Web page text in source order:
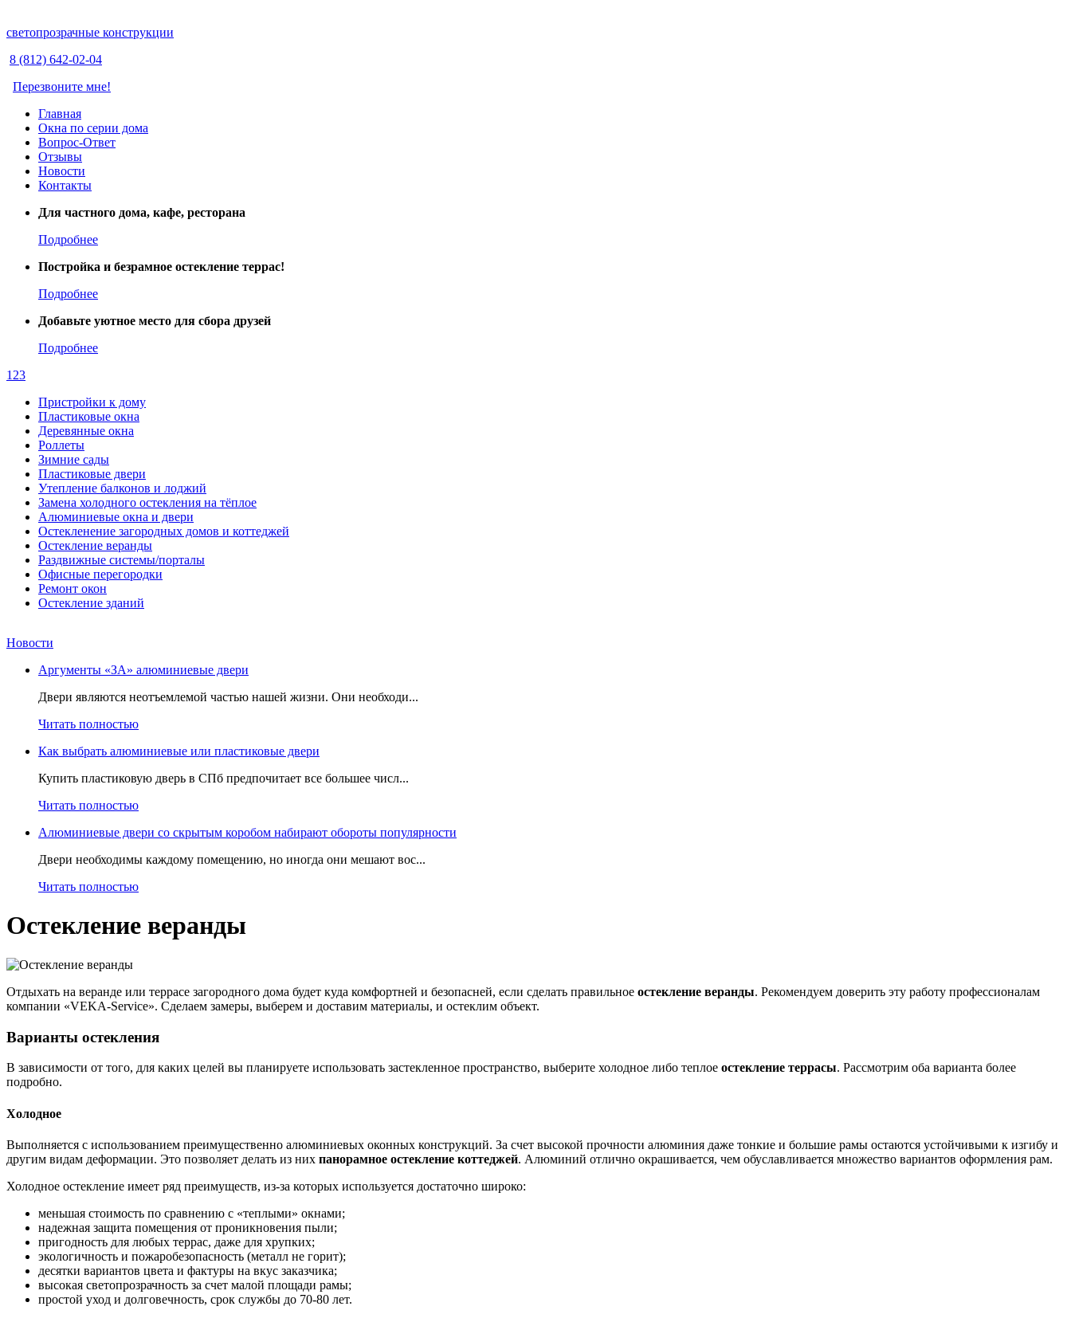
светопрозрачные конструкции
8 (812) 642-02-04
Перезвоните мне!
Главная
Окна по серии дома
Вопрос-Ответ
Отзывы
Новости
Контакты
Для частного дома, кафе, ресторана
Подробнее
Постройка и безрамное остекление террас!
Подробнее
Добавьте уютное место для сбора друзей
Подробнее
1 23
Пристройки к дому
Пластиковые окна
Деревянные окна
Роллеты
Зимние сады
Пластиковые двери
Утепление балконов и лоджий
Замена холодного остекления на тёплое
Алюминиевые окна и двери
Остекленение загородных домов и коттеджей
Остекление веранды
Раздвижные системы/порталы
Офисные перегородки
Ремонт окон
Остекление зданий
Новости
Аргументы «ЗА» алюминиевые двери
Двери являются неотъемлемой частью нашей жизни. Они необходи...
Читать полностью
Как выбрать алюминиевые или пластиковые двери
Купить пластиковую дверь в СПб предпочитает все большее числ...
Читать полностью
Алюминиевые двери со скрытым коробом набирают обороты популярности
Двери необходимы каждому помещению, но иногда они мешают вос...
Читать полностью
Остекление веранды
Отдыхать на веранде или террасе загородного дома будет куда комфортней и безопасней, если сделать правильное остекление веранды. Рекомендуем доверить эту работу профессионалам
компании «VEKA-Service». Сделаем замеры, выберем и доставим материалы, и остеклим объект.
Варианты остекления
В зависимости от того, для каких целей вы планируете использовать застекленное пространство, выберите холодное либо теплое остекление террасы. Рассмотрим оба варианта более
подробно.
Холодное
Выполняется с использованием преимущественно алюминиевых оконных конструкций. За счет высокой прочности алюминия даже тонкие и большие рамы остаются устойчивыми к изгибу и
другим видам деформации. Это позволяет делать из них панорамное остекление коттеджей. Алюминий отлично окрашивается, чем обуславливается множество вариантов оформления рам.
Холодное остекление имеет ряд преимуществ, из-за которых используется достаточно широко:
меньшая стоимость по сравнению с «теплыми» окнами;
надежная защита помещения от проникновения пыли;
пригодность для любых террас, даже для хрупких;
экологичность и пожаробезопасность (металл не горит);
десятки вариантов цвета и фактуры на вкус заказчика;
высокая светопрозрачность за счет малой площади рамы;
простой уход и долговечность, срок службы до 70-80 лет.